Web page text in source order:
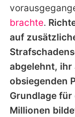
brachte.
auf
abgelehnt, ihr
obsiegenden
Grundlage
Millionen